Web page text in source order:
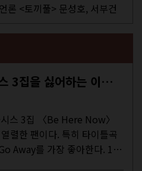
론 <토끼풀> 문성호, 서부건
노엘 갤러거가 오아시스 3집을 싫어하는 이유 | DEFINITELY MAYBE, AGAIN
스 3집 〈Be Here Now〉
렬한 팬이다. 특히 타이틀곡
Away를 가장 좋아한다. 15